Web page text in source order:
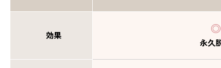
効果 ◎
永久